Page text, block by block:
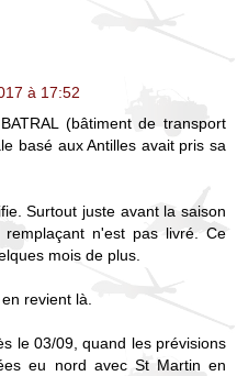
à 17:52
(bâtiment de transport
basé aux Antilles avait pris sa
Surtout juste avant la saison
n'est pas livré. Ce
mois de plus.
revient là.
le 03/09, quand les prévisions
eu nord avec St Martin en